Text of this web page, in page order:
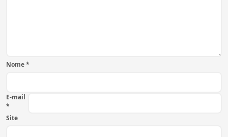
Nome*
E-mail
*
Site